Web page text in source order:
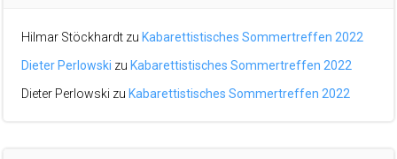
Hilmar Stöckhardt zu Kabarettistisches Sommertreffen 2022
Dieter Perlowski zu Kabarettistisches Sommertreffen 2022
Dieter Perlowski zu Kabarettistisches Sommertreffen 2022